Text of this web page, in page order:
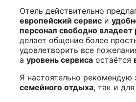
Отель действительно
европейский сервис и
персонал свободно
делает общение более
удовлетворить все
а уровень сервиса остаётся
Я настоятельно рекомендую
семейного отдыха, так и для